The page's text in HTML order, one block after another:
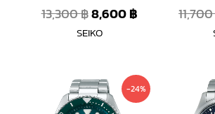
13,300฿8,600฿
SEIKO
11,700
-24%
Original
price
Current
price